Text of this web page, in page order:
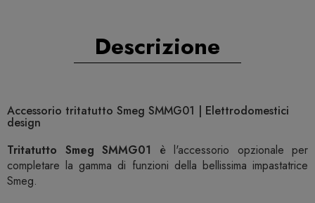
Descrizione
Accessorio tritatutto Smeg SMMG01 | Elettrodomestici
design
Tritatutto Smeg SMMG01 è l'accessorio opzionale per
completare la gamma di funzioni della bellissima impastatrice
Smeg.